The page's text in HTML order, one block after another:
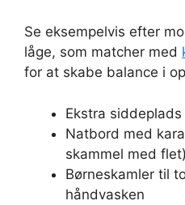
Se eksempelvis efter
låge, som matcher med
for at skabe balance i
Ekstra
Natbord med
skammel med flet)
Børneskamler til
håndvasken